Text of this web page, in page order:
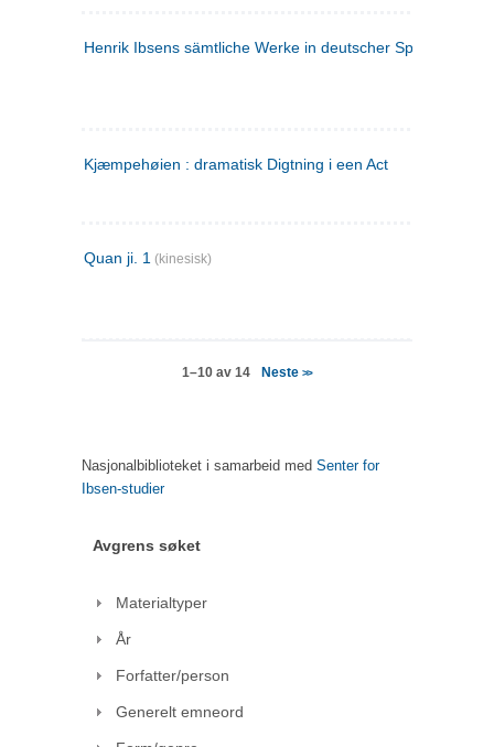
Henrik Ibsens sämtliche Werke in deutscher Sprache. 2
Kjæmpehøien : dramatisk Digtning i een Act
Quan ji. 1 (kinesisk)
1–10 av 14 Neste>>
Nasjonalbiblioteket i samarbeid med Senter for
Ibsen-studier
Avgrens søket
Materialtyper
År
Forfatter/person
Generelt emneord